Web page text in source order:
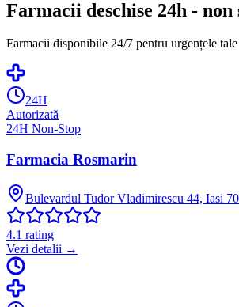
Farmacii deschise 24h - non
Farmacii disponibile 24/7 pentru urgențele
24H
Autorizată
24H Non-Stop
Farmacia Rosmarin
Bulevardul Tudor Vladimirescu 44, Iasi
4.1 rating
Vezi detalii →